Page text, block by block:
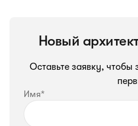
Новый
Оставьте заявку, чтобы
Имя*